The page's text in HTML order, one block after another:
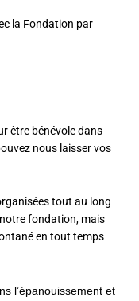
la Fondation par
être bénévole dans
nous laisser vos
tout au long
fondation, mais
en tout temps
l’épanouissement et